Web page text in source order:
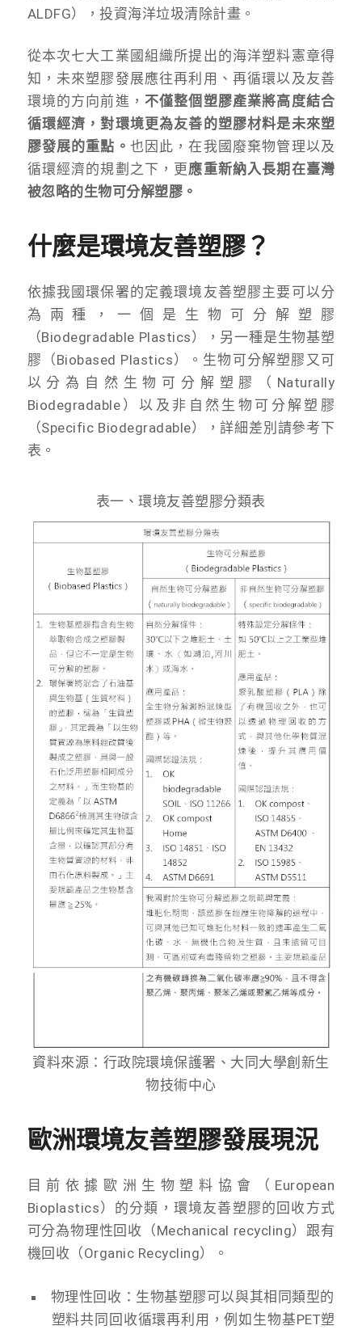
ALDFG），投資海洋垃圾清除計畫。
從本次七大工業國組織所提出的海洋塑料憲章得
知，未來塑膠發展應往再利用、再循環以及友善
環境的方向前進， 不僅整個塑膠產業將高度結合
循環經濟，對環境更為友善的塑膠材料是未來塑
膠發展的重點。 也因此，在我國廢棄物管理以及
循環經濟的規劃之下，更應重新納入長期在臺灣
被忽略的生物可分解塑膠。
什麼是環境友善塑膠？
依據我國環保署的定義環境友善塑膠主要可以分
為兩種，一個是生物可分解塑膠
（Biodegradable Plastics），另一種是生物基塑
膠（Biobased Plastics）。生物可分解塑膠又可
以分為自然生物可分解塑膠（Naturally
Biodegradable）以及非自然生物可分解塑膠
（Specific Biodegradable），詳細差別請參考下
表。
表一、環境友善塑膠分類表
資料來源：行政院環境保護署、大同大學創新生
物技術中心
歐洲環境友善塑膠發展現況
目前依據歐洲生物塑料協會（European
Bioplastics）的分類，環境友善塑膠的回收方式
可分為物理性回收（Mechanical recycling）跟有
機回收（Organic Recycling）。
物理性回收：生物基塑膠可以與其相同類型的
塑料共同回收循環再利用，例如生物基PET塑